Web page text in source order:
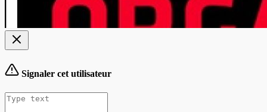
Signaler cet utilisateur